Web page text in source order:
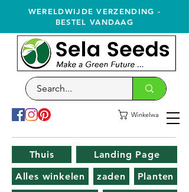
WERELDWIJDE VERZENDING -
BESTEL VANDAAG
Winkelwagen
Thuis
Landing Page
Alles winkelen
zaden
Planten